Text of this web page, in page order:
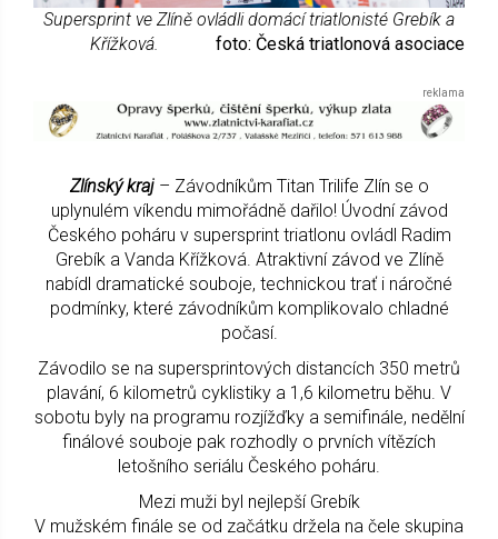
Supersprint ve Zlíně ovládli domácí triatlonisté Grebík a
Křížková.
foto: Česká triatlonová asociace
Zlínský kraj– Závodníkům Titan Trilife Zlín se o
uplynulém víkendu mimořádně dařilo! Úvodní závod
Českého poháru v supersprint triatlonu ovládl Radim
Grebík a Vanda Křížková. Atraktivní závod ve Zlíně
nabídl dramatické souboje, technickou trať i náročné
podmínky, které závodníkům komplikovalo chladné
počasí.
Závodilo se na supersprintových distancích 350 metrů
plavání, 6 kilometrů cyklistiky a 1,6 kilometru běhu. V
sobotu byly na programu rozjížďky a semifinále, nedělní
finálové souboje pak rozhodly o prvních vítězích
letošního seriálu Českého poháru.
Mezi muži byl nejlepší Grebík
V mužském finále se od začátku držela na čele skupina